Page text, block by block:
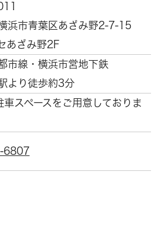
浜市青葉区 あざみ野2-7-15
あざみ野2F
市線・横浜市営地下鉄
より徒歩約3分
スペースをご用意しておりま
6807